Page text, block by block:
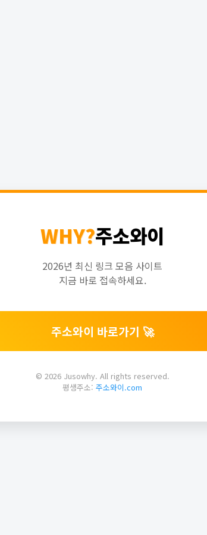
WHY?주소와이
2026년 최신 링크 모음 사이트
지금 바로 접속하세요.
주소와이 바로가기 🚀
© 2026 Jusowhy. All rights reserved.
평생주소: 주소와이.com